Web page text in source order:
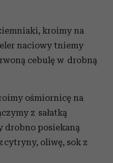
kroimy na
naciowy tniemy
cebulę w drobną
ośmiornicę na
z sałatką
drobno posiekaną
cytryny, oliwę, sok z